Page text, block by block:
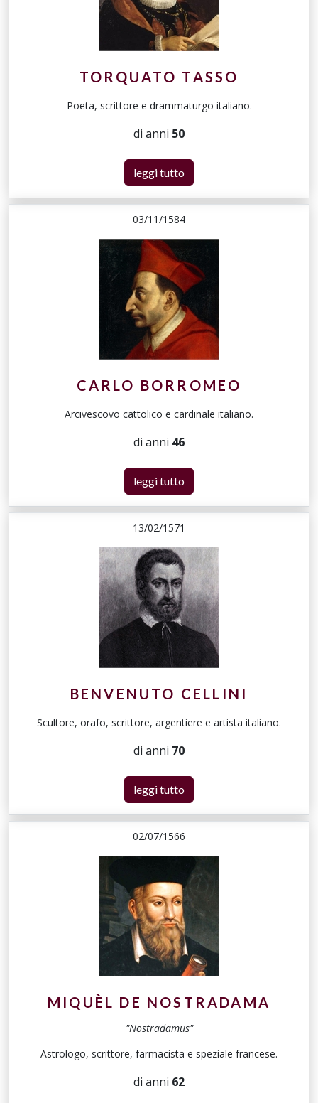
TORQUATO TASSO
Poeta, scrittore e drammaturgo italiano.
di anni 50
leggi tutto
03/11/1584
CARLO BORROMEO
Arcivescovo cattolico e cardinale italiano.
di anni 46
leggi tutto
13/02/1571
BENVENUTO CELLINI
Scultore, orafo, scrittore, argentiere e artista italiano.
di anni 70
leggi tutto
02/07/1566
MIQUÈL DE NOSTRADAMA
"Nostradamus"
Astrologo, scrittore, farmacista e speziale francese.
di anni 62